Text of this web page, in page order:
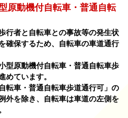
原動機付自転車・普通自転
行者と自転車との事故等の発生状
確保するため、自転車の車道通行
型原動機付自転車・普通自転車歩
めています。
転車・普通自転車歩道通行可」の
外を除き、自転車は車道の左側を